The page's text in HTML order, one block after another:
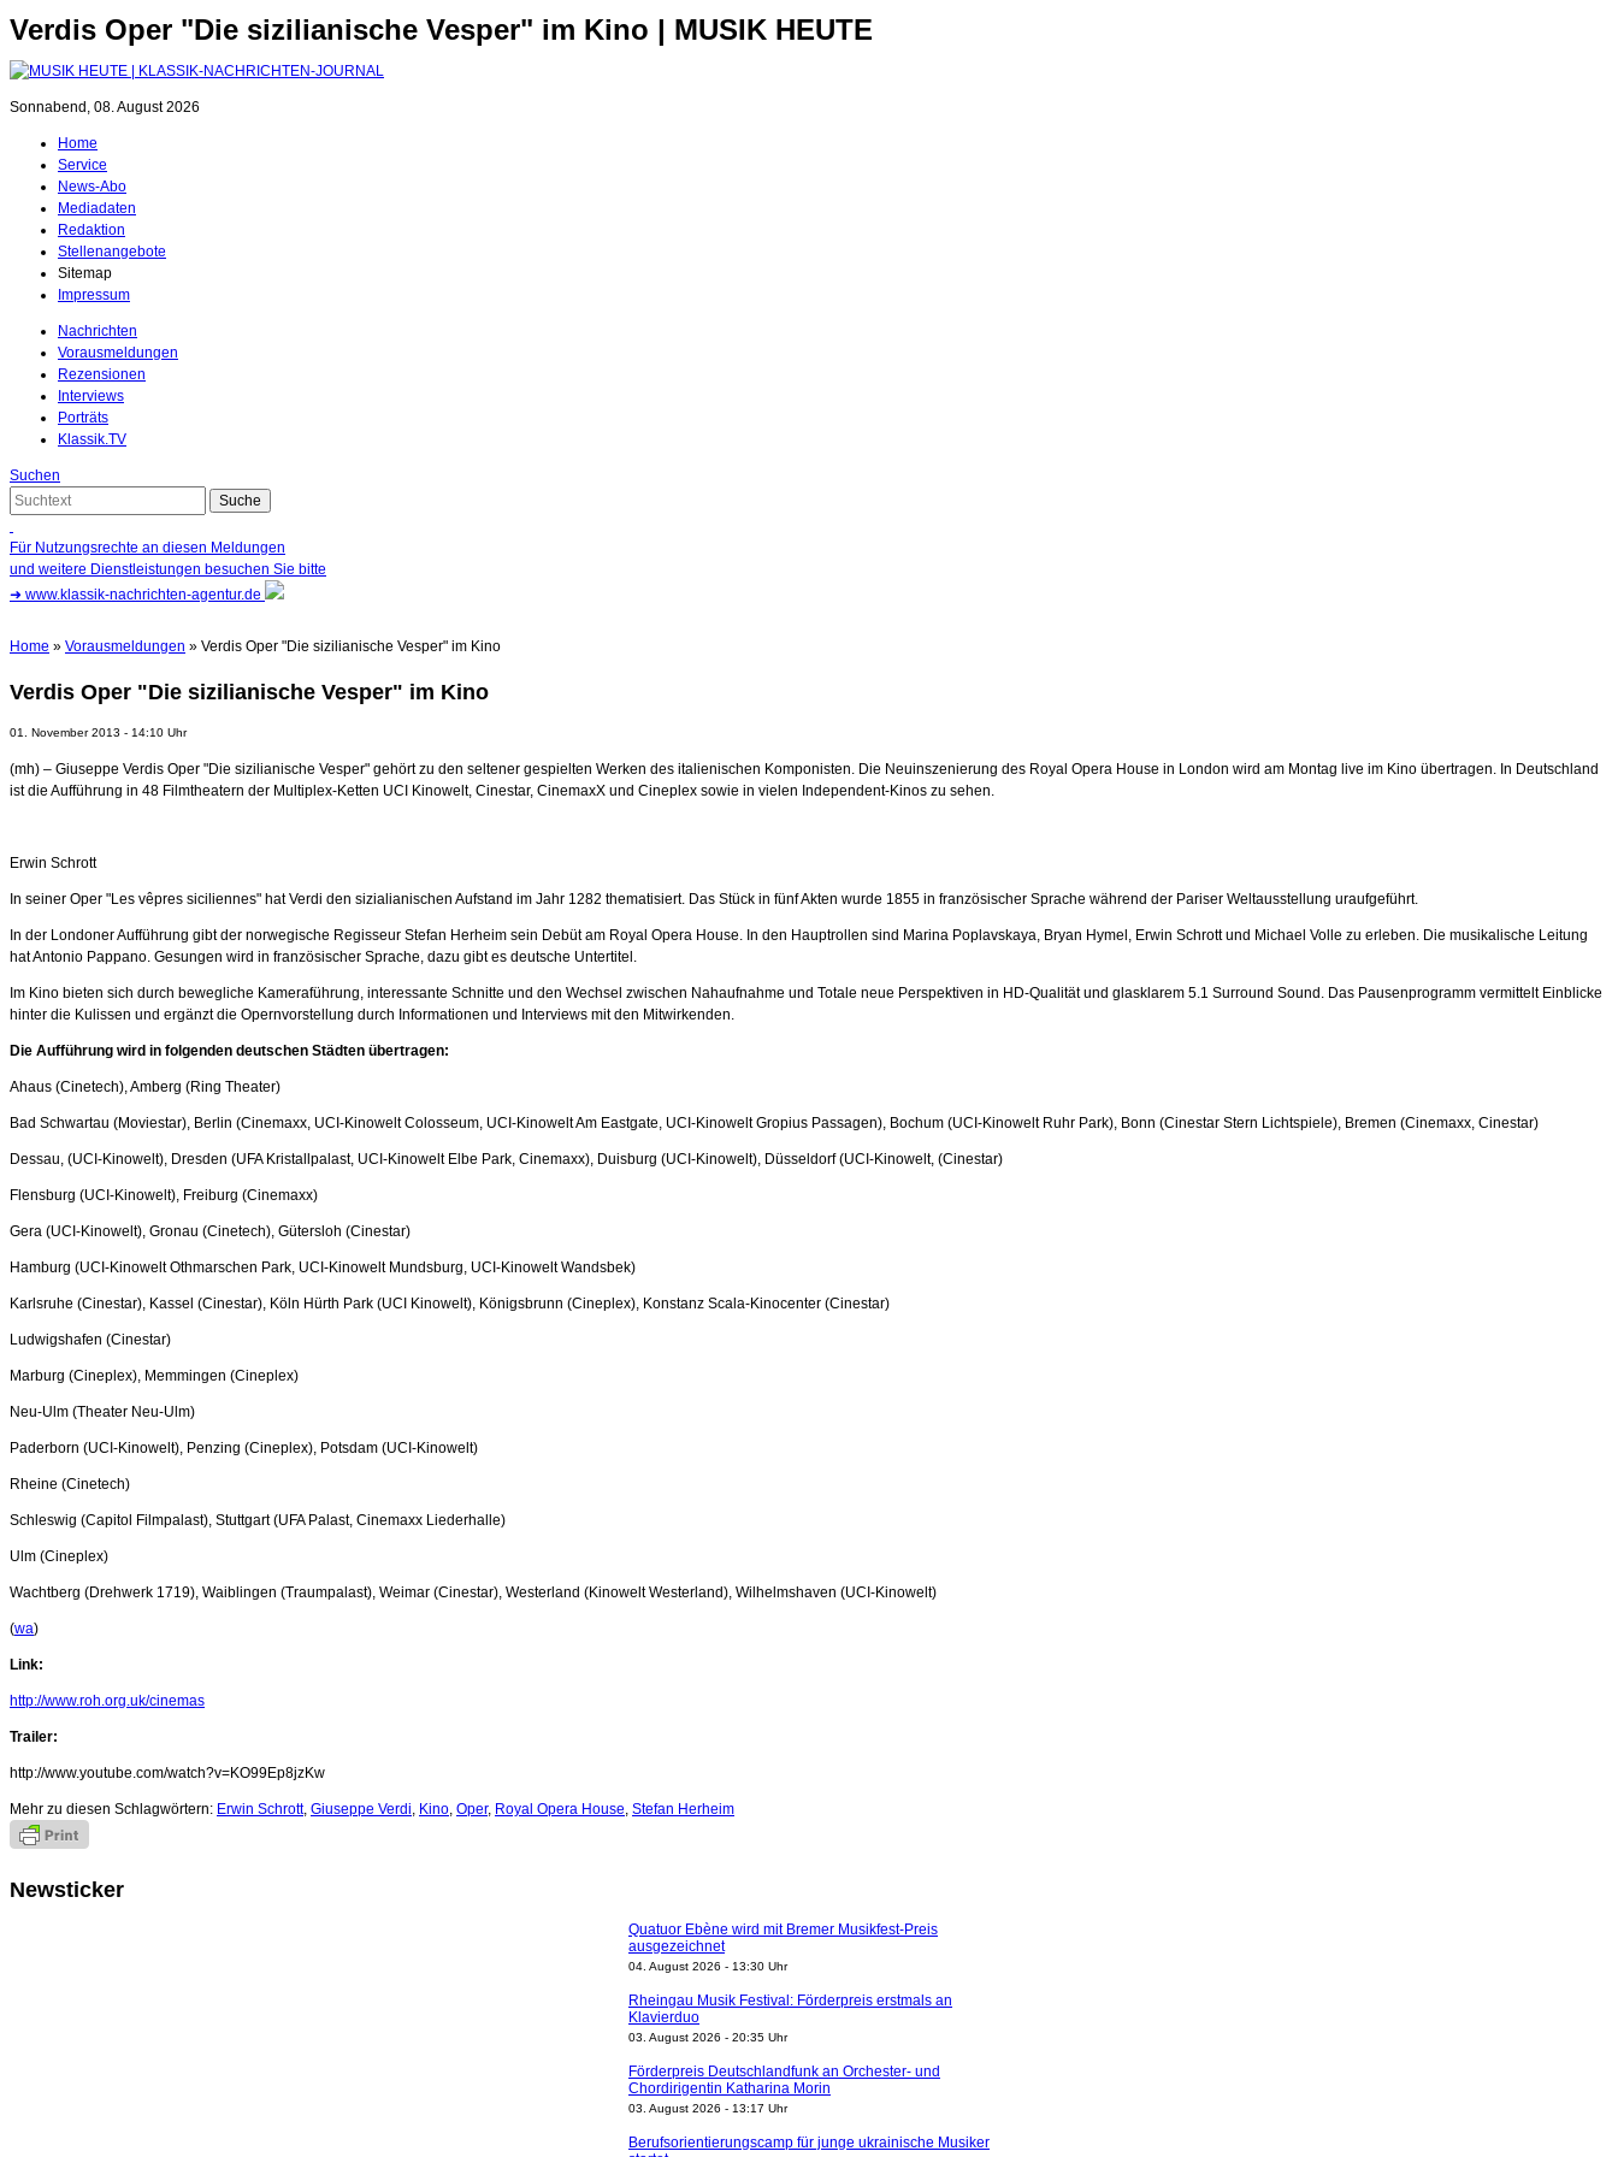
Verdis Oper "Die sizilianische Vesper" im Kino | MUSIK HEUTE
Sonnabend, 08. August 2026
Home
Service
News-Abo
Mediadaten
Redaktion
Stellenangebote
Sitemap
Impressum
Nachrichten
Vorausmeldungen
Rezensionen
Interviews
Porträts
Klassik.TV
Suchen
Für Nutzungsrechte an diesen Meldungen
und weitere Dienstleistungen besuchen Sie bitte
➜ www.klassik-nachrichten-agentur.de
Home » Vorausmeldungen » Verdis Oper "Die sizilianische Vesper" im Kino
Verdis Oper "Die sizilianische Vesper" im Kino
01. November 2013 - 14:10 Uhr
(mh) – Giuseppe Verdis Oper "Die sizilianische Vesper" gehört zu den seltener gespielten Werken des italienischen Komponisten. Die Neuinszenierung des Royal Opera House in London wird am Montag live im Kino übertragen. In Deutschland
ist die Aufführung in 48 Filmtheatern der Multiplex-Ketten UCI Kinowelt, Cinestar, CinemaxX und Cineplex sowie in vielen Independent-Kinos zu sehen.
Erwin Schrott
In seiner Oper "Les vêpres siciliennes" hat Verdi den sizialianischen Aufstand im Jahr 1282 thematisiert. Das Stück in fünf Akten wurde 1855 in französischer Sprache während der Pariser Weltausstellung uraufgeführt.
In der Londoner Aufführung gibt der norwegische Regisseur Stefan Herheim sein Debüt am Royal Opera House. In den Hauptrollen sind Marina Poplavskaya, Bryan Hymel, Erwin Schrott und Michael Volle zu erleben. Die musikalische Leitung
hat Antonio Pappano. Gesungen wird in französischer Sprache, dazu gibt es deutsche Untertitel.
Im Kino bieten sich durch bewegliche Kameraführung, interessante Schnitte und den Wechsel zwischen Nahaufnahme und Totale neue Perspektiven in HD-Qualität und glasklarem 5.1 Surround Sound. Das Pausenprogramm vermittelt Einblicke
hinter die Kulissen und ergänzt die Opernvorstellung durch Informationen und Interviews mit den Mitwirkenden.
Die Aufführung wird in folgenden deutschen Städten übertragen:
Ahaus (Cinetech), Amberg (Ring Theater)
Bad Schwartau (Moviestar), Berlin (Cinemaxx, UCI-Kinowelt Colosseum, UCI-Kinowelt Am Eastgate, UCI-Kinowelt Gropius Passagen), Bochum (UCI-Kinowelt Ruhr Park), Bonn (Cinestar Stern Lichtspiele), Bremen (Cinemaxx, Cinestar)
Dessau, (UCI-Kinowelt), Dresden (UFA Kristallpalast, UCI-Kinowelt Elbe Park, Cinemaxx), Duisburg (UCI-Kinowelt), Düsseldorf (UCI-Kinowelt, (Cinestar)
Flensburg (UCI-Kinowelt), Freiburg (Cinemaxx)
Gera (UCI-Kinowelt), Gronau (Cinetech), Gütersloh (Cinestar)
Hamburg (UCI-Kinowelt Othmarschen Park, UCI-Kinowelt Mundsburg, UCI-Kinowelt Wandsbek)
Karlsruhe (Cinestar), Kassel (Cinestar), Köln Hürth Park (UCI Kinowelt), Königsbrunn (Cineplex), Konstanz Scala-Kinocenter (Cinestar)
Ludwigshafen (Cinestar)
Marburg (Cineplex), Memmingen (Cineplex)
Neu-Ulm (Theater Neu-Ulm)
Paderborn (UCI-Kinowelt), Penzing (Cineplex), Potsdam (UCI-Kinowelt)
Rheine (Cinetech)
Schleswig (Capitol Filmpalast), Stuttgart (UFA Palast, Cinemaxx Liederhalle)
Ulm (Cineplex)
Wachtberg (Drehwerk 1719), Waiblingen (Traumpalast), Weimar (Cinestar), Westerland (Kinowelt Westerland), Wilhelmshaven (UCI-Kinowelt)
(wa)
Link:
http://www.roh.org.uk/cinemas
Trailer:
http://www.youtube.com/watch?v=KO99Ep8jzKw
Mehr zu diesen Schlagwörtern: Erwin Schrott, Giuseppe Verdi, Kino, Oper, Royal Opera House, Stefan Herheim
Newsticker
Quatuor Ebène wird mit Bremer Musikfest-Preis
ausgezeichnet
04. August 2026 - 13:30 Uhr
Rheingau Musik Festival: Förderpreis erstmals an
Klavierduo
03. August 2026 - 20:35 Uhr
Förderpreis Deutschlandfunk an Orchester- und
Chordirigentin Katharina Morin
03. August 2026 - 13:17 Uhr
Berufsorientierungscamp für junge ukrainische Musiker